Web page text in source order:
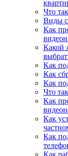
Что
Виды
Как
Какой
Как
Как
Как
Что
Как
Как
Как
Как